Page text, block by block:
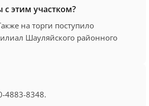
этим участком?
на торги поступило
Шауляйского районного
4883-8348.